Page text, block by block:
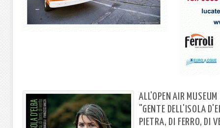
ALL'OPEN AIR
"GENTE DELL'ISOLA
PIETRA, DI FERRO, DI